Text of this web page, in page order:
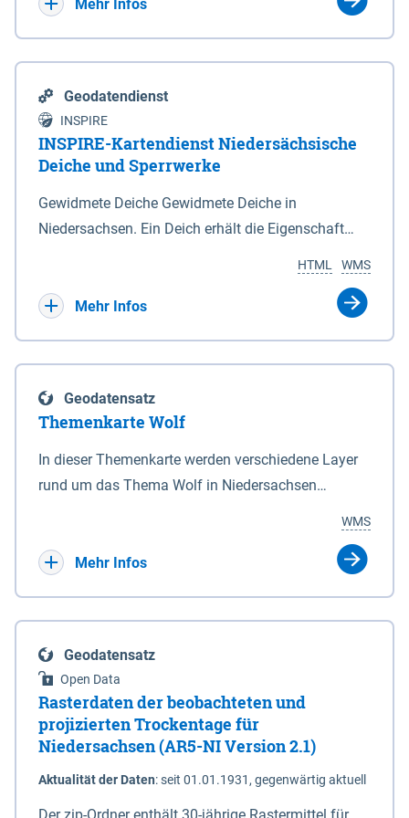
Mehr Infos
Geodatendienst
INSPIRE
INSPIRE-Kartendienst Niedersächsische
Deiche und Sperrwerke
Gewidmete Deiche Gewidmete Deiche in
Niedersachsen. Ein Deich erhält die Eigenschaft
Deichbehörde durch Verordnung ausspricht. Für
enthalten. Sperrwerke Sperrwerke sind Bauwerke
mit Sperrvorrichtungen in Tidegewässern, die dem
Schutz eines Gebietes vor erhöhten Tiden, vor allem
vor Sturmfluten, zu dienen bestimmt sind (§2 Abs.3
Eigenschaft eines Sperrwerkes durch Widmung, die
die Deichbehörde durch Verordnung ausspricht.
WMS
HTML
Mehr Infos
Geodatensatz
Themenkarte Wolf
In dieser Themenkarte werden verschiedene Layer
rund um das Thema Wolf in Niedersachsen
sowie Status der bestehenden Wolfsterritorien im
laufenden Monitoringjahr.
WMS
Mehr Infos
Geodatensatz
Open Data
Rasterdaten der beobachteten und
projizierten Trockentage für
Niedersachsen (AR5-NI Version 2.1)
Aktualität der Daten:seit 01.01.1931, gegenwärtig aktuell